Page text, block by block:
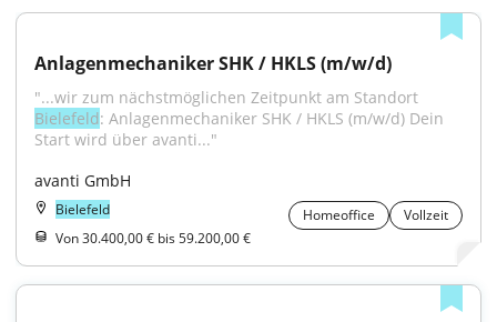
Anlagenmechaniker SHK / HKLS (m/w/d)
Bielefeld: Anlagenmechaniker SHK / HKLS (m/w/d) Dein
Start wird über avanti..."
avanti GmbH
Bielefeld Homeoffice
Vollzeit
Von 30.400,00 € bis 59.200,00 €